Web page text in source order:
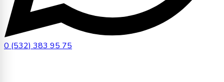
0 (532) 383 95 75